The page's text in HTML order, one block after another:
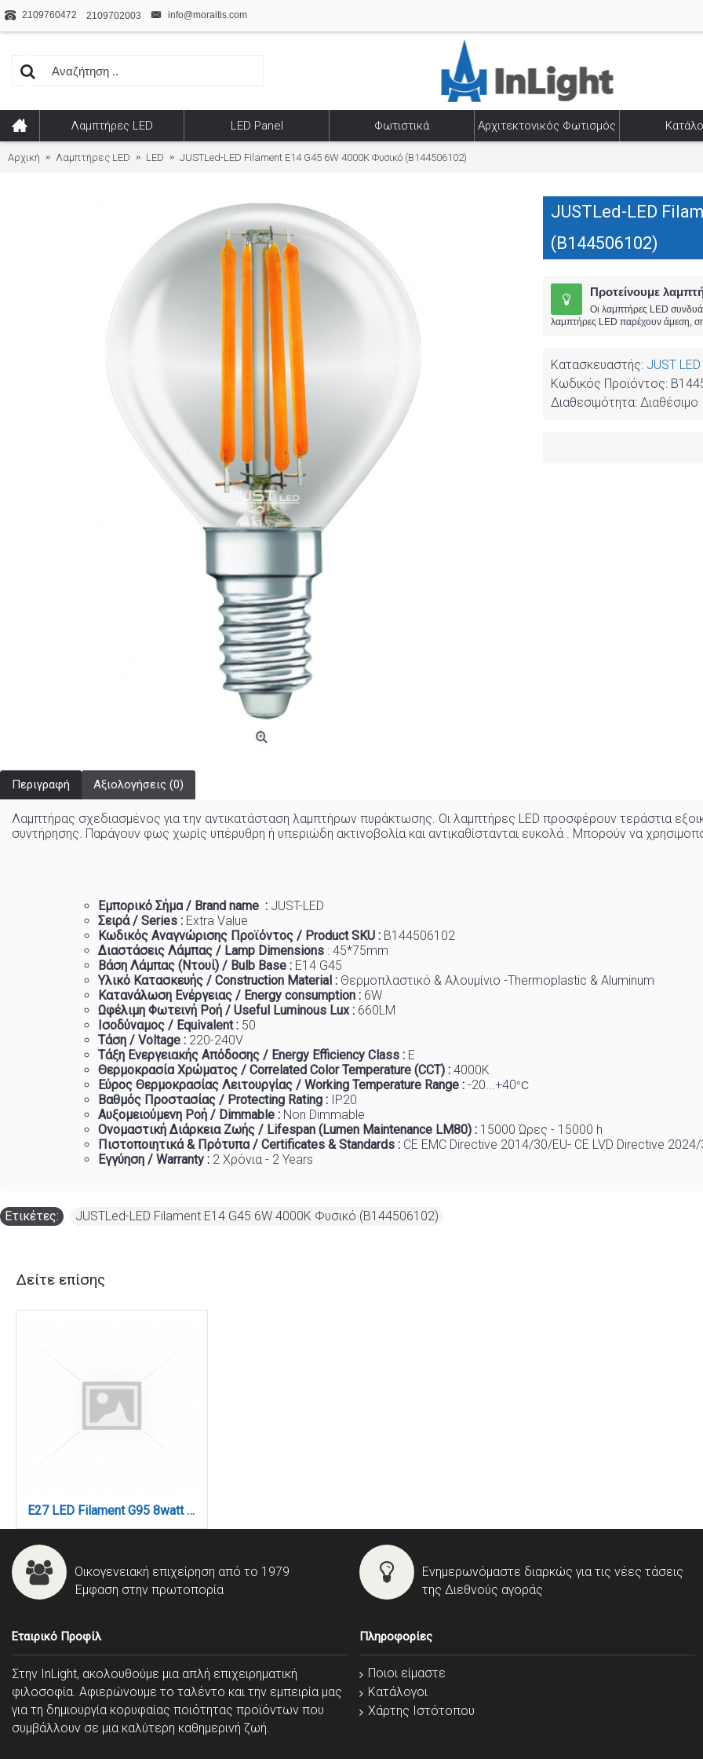
2109760472 2109702003 info@moraitis.com
Λαμπτήρες LED LED Panel Φωτιστικά Αρχιτεκτονικός Φωτισμός
Αρχική Λαμπτήρες LED LED JUSTLed-LED Filament Ε14 G45 6W 4000K Φυσικό (B144506102)
JUSTLed-LED
(B144506102)
Προτείνουμε
Οι λαμπτήρες LED
λαμπτήρες LED παρέχουν άμεση,
Κατασκευαστής: JUST LED
Κωδικός Προϊόντος:
Διαθεσιμότητα: Διαθέσιμο
Περιγραφή Αξιολογήσεις (0)
Λαμπτήρας σχεδιασμένος για την αντικατάσταση λαμπτήρων πυράκτωσης. Οι λαμπτήρες LED προσφέρουν τεράστια
συντήρησης. Παράγουν φως χωρίς υπέρυθρη ή υπεριώδη ακτινοβολία και αντικαθίστανται ευκολά . Μπορούν να
Εμπορικό Σήμα / Brand name : JUST-LED
Σειρά / Series : Extra Value
Κωδικός Αναγνώρισης Προϊόντος / Product SKU : B144506102
Διαστάσεις Λάμπας / Lamp Dimensions : 45*75mm
Βάση Λάμπας (Ντουί) / Bulb Base : Ε14 G45
Υλικό Κατασκευής / Construction Material : Θερμοπλαστικό & Αλουμίνιο -Thermoplastic & Aluminum
Κατανάλωση Ενέργειας / Energy consumption : 6W
Ωφέλιμη Φωτεινή Ροή / Useful Luminous Lux : 660LM
Ισοδύναμος / Equivalent : 50
Τάση / Voltage : 220-240V
Τάξη Ενεργειακής Απόδοσης / Energy Efficiency Class : E
Θερμοκρασία Χρώματος / Correlated Color Temperature (CCT) : 4000K
Εύρος Θερμοκρασίας Λειτουργίας / Working Temperature Range : -20...+40°C
Βαθμός Προστασίας / Protecting Rating : IP20
Αυξομειούμενη Ροή / Dimmable : Non Dimmable
Ονομαστική Διάρκεια Ζωής / Lifespan (Lumen Maintenance LM80) : 1 5000 Ώρες - 15000 h
Πιστοποιητικά & Πρότυπα / Certificates & Standards : CE EMC Directive 2014/30/EU- CE LVD Directive
Εγγύηση / Warranty : 2 Χρόνια - 2 Years
Ετικέτες: JUSTLed-LED Filament Ε14 G45 6W 4000K Φυσικό (B144506102)
Δείτε επίσης
E27 LED Filament G95 8watt με μελί κάλυμμα (7.27.08.42.1)
Οικογενειακή επιχείρηση από το 1979
Έμφαση στην πρωτοπορία
Ενημερωνόμαστε διαρκώς για τις νέες τάσεις
της Διεθνούς αγοράς
Εταιρικό Προφίλ
Στην InLight, ακολουθούμε μια απλή επιχειρηματική
φιλοσοφία. Αφιερώνουμε το ταλέντο και την εμπειρία μας
για τη δημιουργία κορυφαίας ποιότητας προϊόντων που
συμβάλλουν σε μια καλύτερη καθημερινή ζωή.
Πληροφορίες
Ποιοι είμαστε
Κατάλογοι
Χάρτης Ιστότοπου